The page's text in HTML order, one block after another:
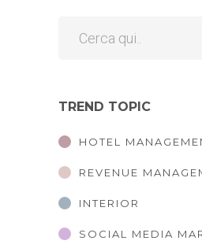
TREND TOPIC
HOTEL
REVENUE
INTERIOR
SOCIAL MEDIA